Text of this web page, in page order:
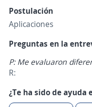
Postulación
Aplicaciones
Preguntas en la
P: Me evaluaron
R:
¿Te ha sido de ayuda